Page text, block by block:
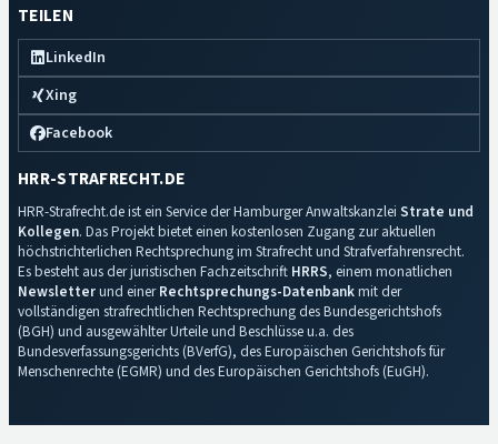
TEILEN
LinkedIn
Xing
Facebook
HRR-STRAFRECHT.DE
HRR-Strafrecht.de ist ein Service der Hamburger Anwaltskanzlei Strate und
Kollegen. Das Projekt bietet einen kostenlosen Zugang zur aktuellen
höchstrichterlichen Rechtsprechung im Strafrecht und Strafverfahrensrecht.
Es besteht aus der juristischen Fachzeitschrift HRRS, einem monatlichen
Newsletterund einerRechtsprechungs-Datenbankmit der
vollständigen strafrechtlichen Rechtsprechung des Bundesgerichtshofs
(BGH) und ausgewählter Urteile und Beschlüsse u.a. des
Bundesverfassungsgerichts (BVerfG), des Europäischen Gerichtshofs für
Menschenrechte (EGMR) und des Europäischen Gerichtshofs (EuGH).